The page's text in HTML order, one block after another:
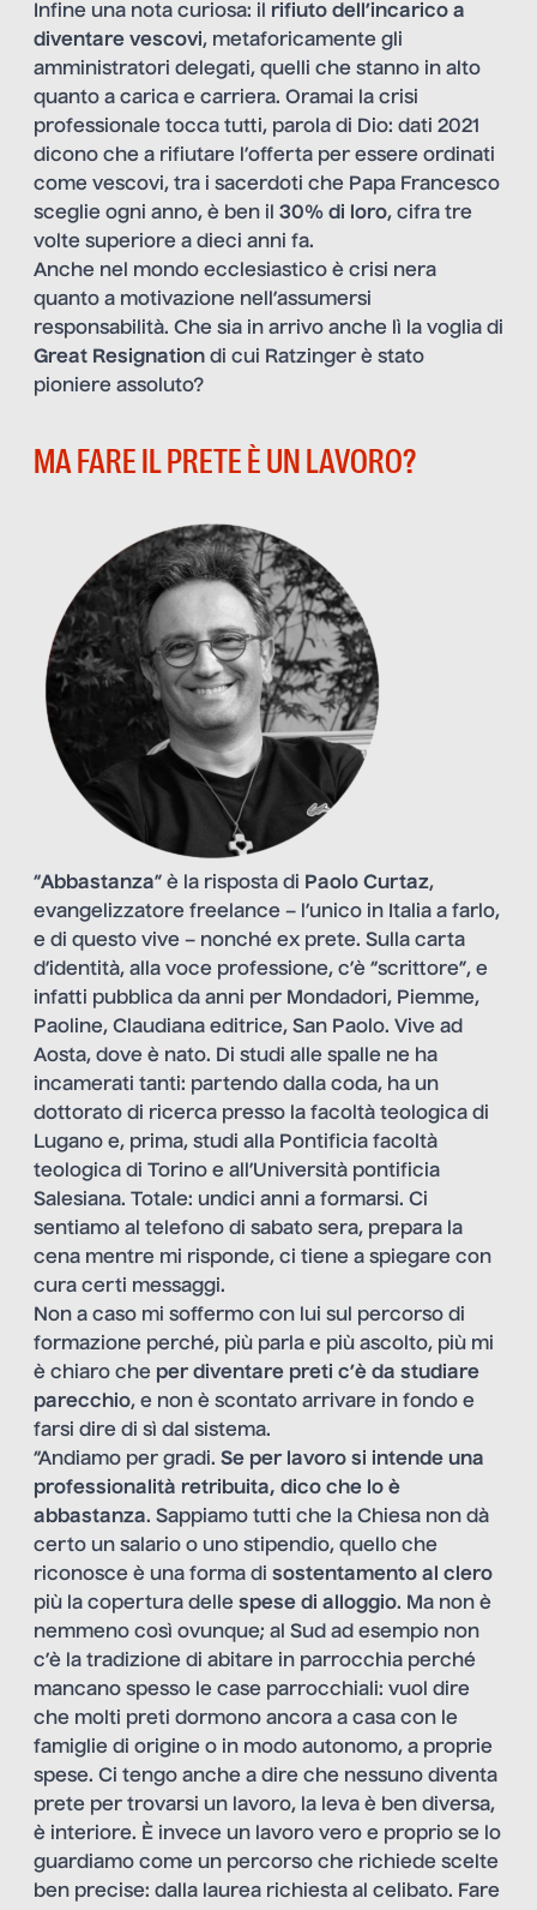
Infine una nota curiosa: il rifiuto dell’incarico a
diventare vescovi, metaforicamente gli
amministratori delegati, quelli che stanno in alto
quanto a carica e carriera. Oramai la crisi
professionale tocca tutti, parola di Dio: dati 2021
dicono che a rifiutare l’offerta per essere ordinati
come vescovi, tra i sacerdoti che Papa Francesco
sceglie ogni anno, è ben il 30% di loro, cifra tre
volte superiore a dieci anni fa.
Anche nel mondo ecclesiastico è crisi nera
quanto a motivazione nell’assumersi
responsabilità. Che sia in arrivo anche lì la voglia di
Great Resignation di cui Ratzinger è stato
pioniere assoluto?
MA FARE IL PRETE È UN LAVORO?
“Abbastanza” è la risposta di Paolo Curtaz,
evangelizzatore freelance – l’unico in Italia a farlo,
e di questo vive – nonché ex prete. Sulla carta
d’identità, alla voce professione, c’è “scrittore”, e
infatti pubblica da anni per Mondadori, Piemme,
Paoline, Claudiana editrice, San Paolo. Vive ad
Aosta, dove è nato. Di studi alle spalle ne ha
incamerati tanti: partendo dalla coda, ha un
dottorato di ricerca presso la facoltà teologica di
Lugano e, prima, studi alla Pontificia facoltà
teologica di Torino e all’Università pontificia
Salesiana. Totale: undici anni a formarsi. Ci
sentiamo al telefono di sabato sera, prepara la
cena mentre mi risponde, ci tiene a spiegare con
cura certi messaggi.
Non a caso mi soffermo con lui sul percorso di
formazione perché, più parla e più ascolto, più mi
è chiaro che per diventare preti c’è da studiare
parecchio, e non è scontato arrivare in fondo e
farsi dire di sì dal sistema.
“Andiamo per gradi. Se per lavoro si intende una
professionalità retribuita, dico che lo è
abbastanza. Sappiamo tutti che la Chiesa non dà
certo un salario o uno stipendio, quello che
riconosce è una forma di sostentamento al clero
più la copertura delle spese di alloggio. Ma non è
nemmeno così ovunque; al Sud ad esempio non
c’è la tradizione di abitare in parrocchia perché
mancano spesso le case parrocchiali: vuol dire
che molti preti dormono ancora a casa con le
famiglie di origine o in modo autonomo, a proprie
spese. Ci tengo anche a dire che nessuno diventa
prete per trovarsi un lavoro, la leva è ben diversa,
è interiore. È invece un lavoro vero e proprio se lo
guardiamo come un percorso che richiede scelte
ben precise: dalla laurea richiesta al celibato. Fare